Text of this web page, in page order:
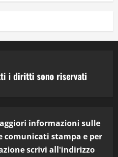
i diritti sono riservati
informazioni sulle
stampa e per
scrivi all'indirizzo